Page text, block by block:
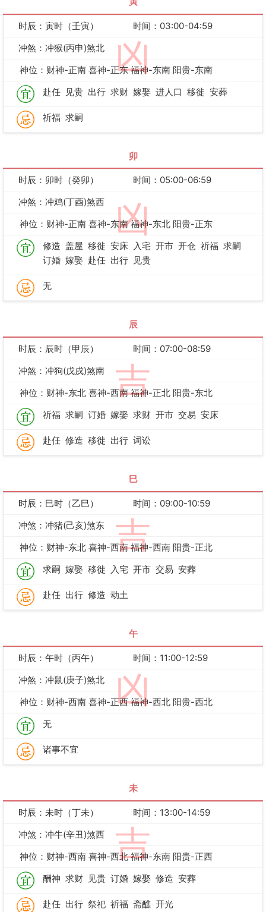
凶
时辰：寅时（壬寅）
时间：03:00-04:59
冲煞：冲猴(丙申)煞北
神位：财神-正南 喜神-正东 福神-东南 阳贵-东南
赴任 见贵 出行 求财 嫁娶 进人口 移徙 安葬
祈福 求嗣
卯
凶
时辰：卯时（癸卯）
时间：05:00-06:59
冲煞：冲鸡(丁酉)煞西
神位：财神-正南 喜神-东南 福神-东北 阳贵-正东
修造 盖屋 移徙 安床 入宅 开市 开仓 祈福 求嗣
订婚 嫁娶 赴任 出行 见贵
无
辰
吉
时辰：辰时（甲辰）
时间：07:00-08:59
冲煞：冲狗(戊戌)煞南
神位：财神-东北 喜神-西南 福神-正北 阳贵-东北
祈福 求嗣 订婚 嫁娶 求财 开市 交易 安床
赴任 修造 移徙 出行 词讼
巳
吉
时辰：巳时（乙巳）
时间：09:00-10:59
冲煞：冲猪(己亥)煞东
神位：财神-东北 喜神-西南 福神-西南 阳贵-正北
求嗣 嫁娶 移徙 入宅 开市 交易 安葬
赴任 出行 修造 动土
午
凶
时辰：午时（丙午）
时间：11:00-12:59
冲煞：冲鼠(庚子)煞北
神位：财神-西南 喜神-正西 福神-西北 阳贵-西北
无
诸事不宜
未
吉
时辰：未时（丁未）
时间：13:00-14:59
冲煞：冲牛(辛丑)煞西
神位：财神-西南 喜神-西北 福神-东南 阳贵-正西
酬神 求财 见贵 订婚 嫁娶 修造 安葬
赴任 出行 祭祀 祈福 斋醮 开光